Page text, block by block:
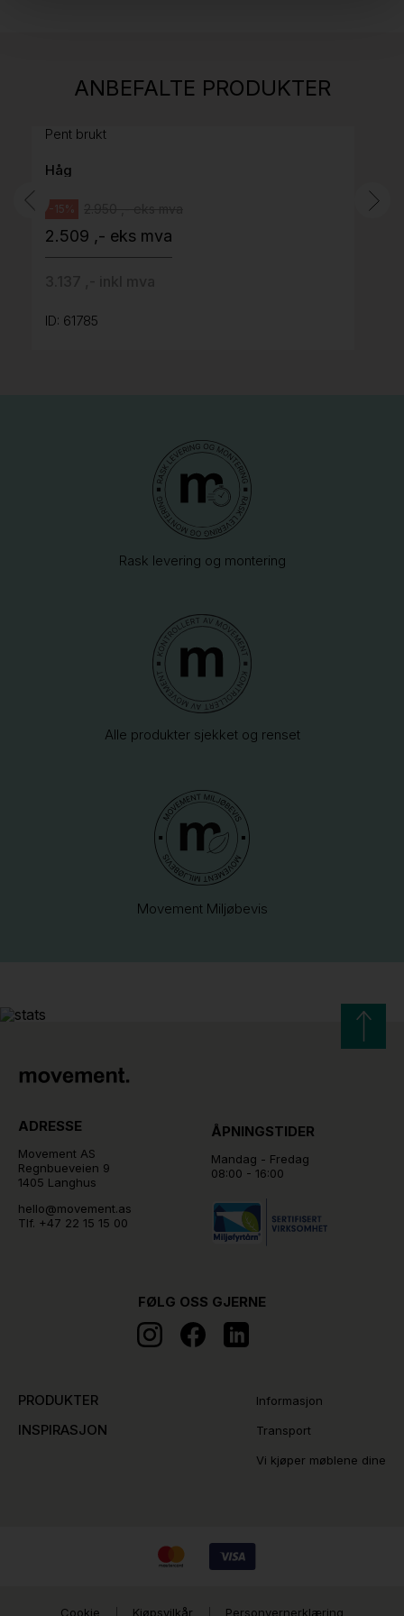
ANBEFALTE PRODUKTER
H05 5600 Swingback-armlene Mørk
Pent brukt
Håg
-15%
2.509 ,- eks mva
ID: 61785
Rask levering og montering
Alle produkter sjekket og renset
Movement Miljøbevis
ADRESSE
Movement AS
Regnbueveien 9
1405 Langhus
hello@movement.as
Tlf. +47 22 15 15 00
ÅPNINGSTIDER
Mandag - Fredag
08:00 - 16:00
PRODUKTER
INSPIRASJON
Informasjon
Transport
Vi kjøper møblene dine
FØLG OSS GJERNE
Cookie Kjøpsvilkår Personvernerklæring